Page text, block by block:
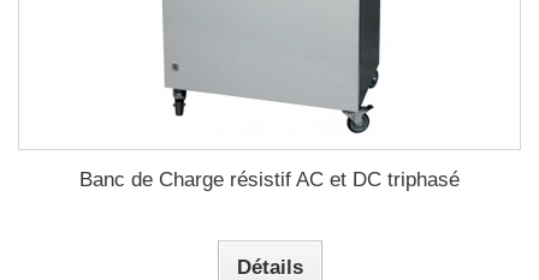
Banc de Charge résistif AC et DC triphasé
Détails